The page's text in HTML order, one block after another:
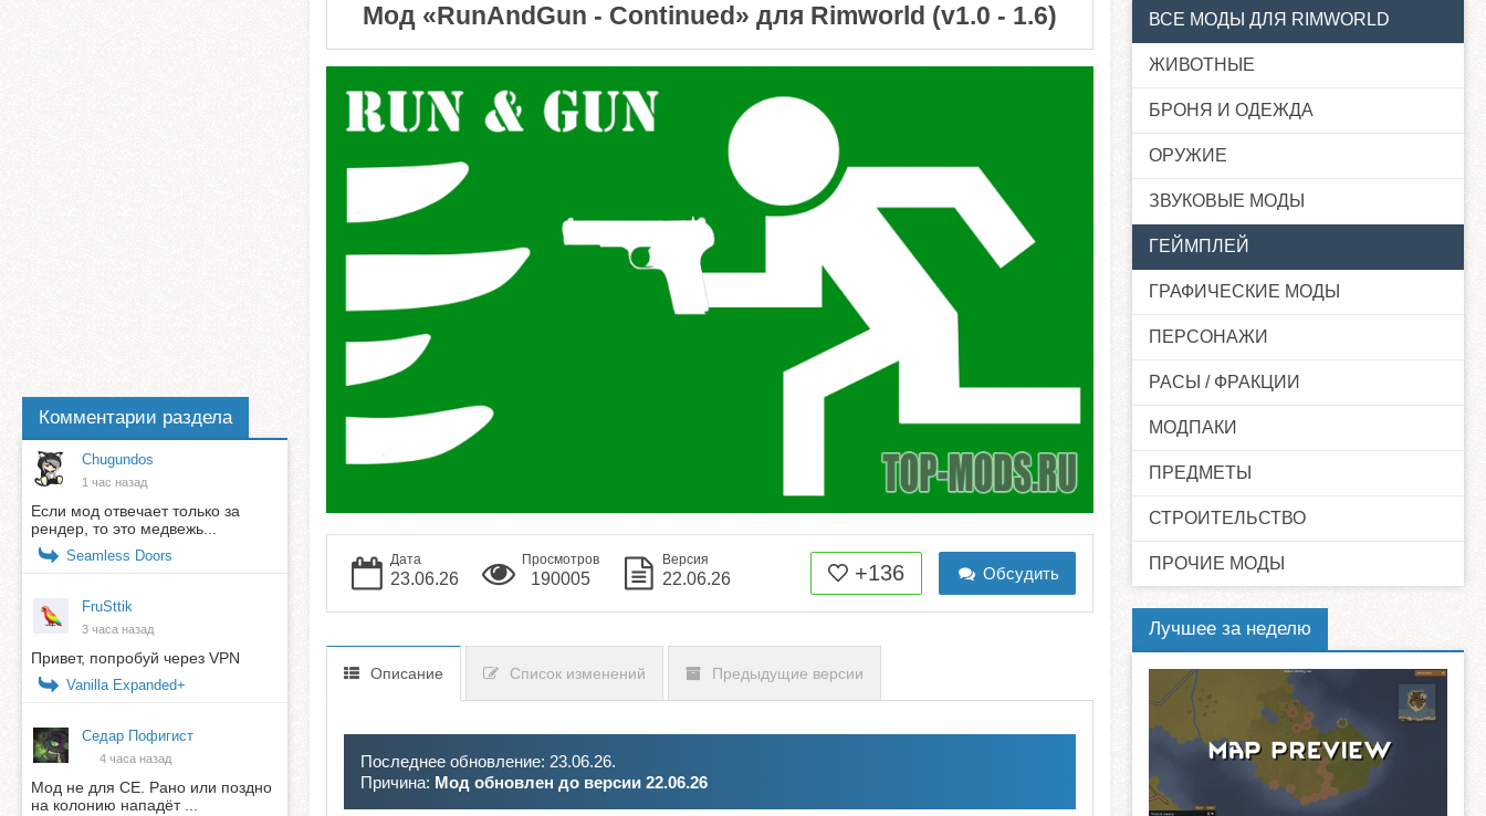
Мод «RunAndGun - Continued» для Rimworld (v1.0 - 1.6)
Дата
23.06.26
Просмотров
190005
Версия
22.06.26 +136 Обсудить
Описание Список изменений Предыдущие версии
Последнее обновление: 23.06.26.
Причина: Мод обновлен до версии 22.06.26
Комментарии раздела
Chugundos
1 час назад
Если мод отвечает только за
рендер, то это медвежь...
Seamless Doors
FruSttik
3 часа назад
Привет, попробуй через VPN
Vanilla Expanded+
Седар Пофигист
4 часа назад
Мод не для СЕ. Рано или поздно
на колонию нападёт ...
ВСЕ МОДЫ ДЛЯ RIMWORLD
ЖИВОТНЫЕ
БРОНЯ И ОДЕЖДА
ОРУЖИЕ
ЗВУКОВЫЕ МОДЫ
ГЕЙМПЛЕЙ
ГРАФИЧЕСКИЕ МОДЫ
ПЕРСОНАЖИ
РАСЫ / ФРАКЦИИ
МОДПАКИ
ПРЕДМЕТЫ
СТРОИТЕЛЬСТВО
ПРОЧИЕ МОДЫ
Лучшее за неделю